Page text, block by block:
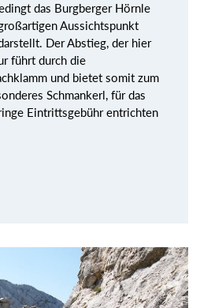
das Burgberger Hörnle
Aussichtspunkt
Der Abstieg, der hier
führt durch die
und bietet somit zum
Schmankerl, für das
Eintrittsgebühr entrichten